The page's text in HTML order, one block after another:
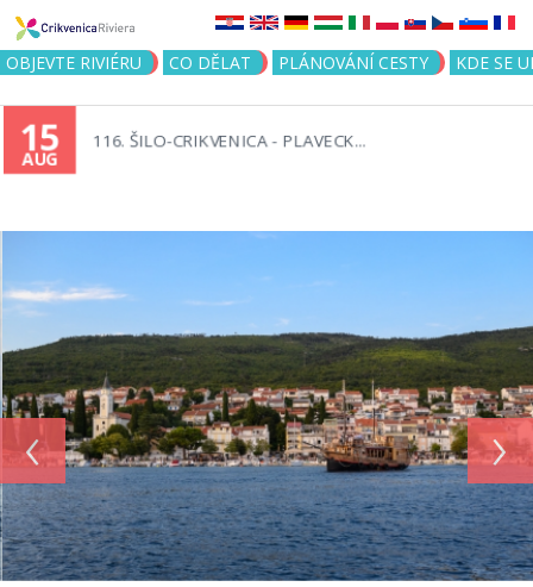
Jump to navigation
OBJEVTE RIVIÉRU CO DĚLAT PLÁNOVÁNÍ CESTY KDE SE
15
AUG
116. ŠILO-CRIKVENICA - PLAVECK...
‹ ›